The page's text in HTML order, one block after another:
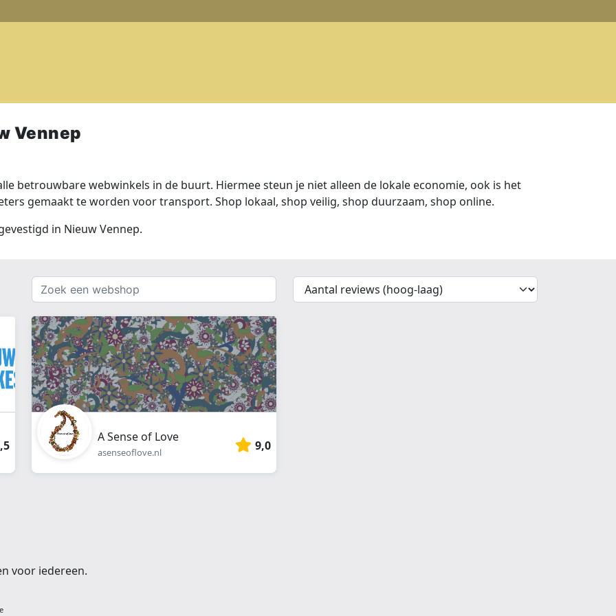
Vennep
betrouwbare webwinkels in de buurt. Hiermee steun je niet alleen de lokale economie, ook is het
gemaakt te worden voor transport. Shop lokaal, shop veilig, shop duurzaam, shop online.
in Nieuw Vennep.
Zoek
een
webshop
{{
__('Sort')
A Sense of Love
asenseoflove.nl 9,0
voor iedereen.